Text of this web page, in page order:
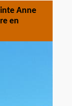
Anne
en